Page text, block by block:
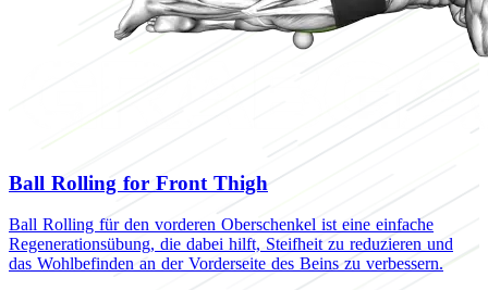
Ball Rolling for Front Thigh
Ball Rolling für den vorderen Oberschenkel ist eine einfache
Regenerationsübung, die dabei hilft, Steifheit zu reduzieren und
das Wohlbefinden an der Vorderseite des Beins zu verbessern.